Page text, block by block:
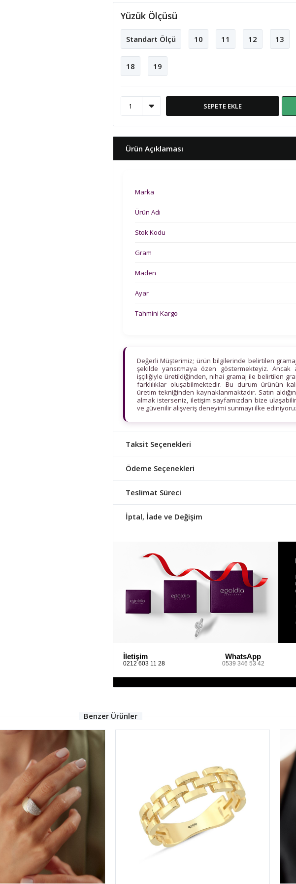
Yüzük Ölçüsü
Standart Ölçü 10 11 12 13
18 19
SEPETE EKLE
Ürün Açıklaması
Marka
Ürün Adı
Stok Kodu
Gram
Maden
Ayar
Tahmini Kargo
Değerli Müşterimiz; ürün bilgilerinde belirtilen
şekilde yansıtmaya özen göstermekteyiz.
işçiliğiyle üretildiğinden, nihai gramaj ile belirtilen
farklılıklar oluşabilmektedir. Bu durum ürünün
üretim tekniğinden kaynaklanmaktadır. Satın
almak isterseniz, iletişim sayfamızdan bize
ve güvenilir alışveriş deneyimi sunmayı ilke
Taksit Seçenekleri
Ödeme Seçenekleri
Teslimat Süreci
İptal, İade ve Değişim
İletişim
0212 603 11 28
WhatsApp
0539 346 53 42
Benzer Ürünler